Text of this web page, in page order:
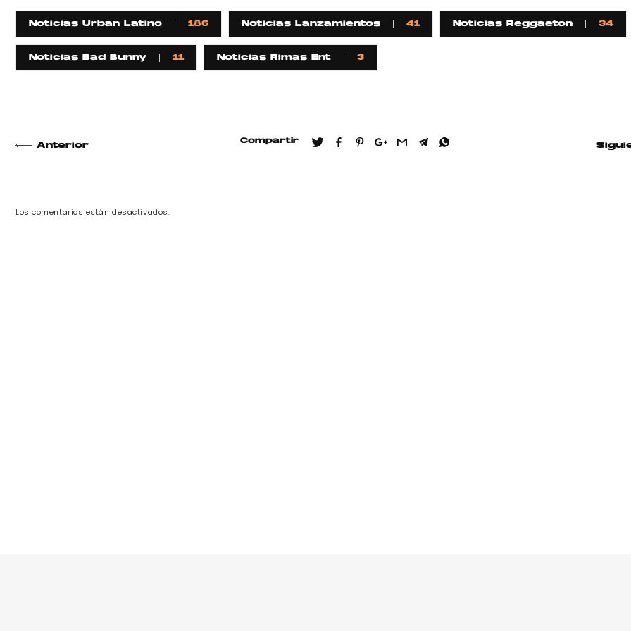
Noticias Urban Latino 186 Noticias Lanzamientos 41 Noticias Reggaeton 34
Noticias Bad Bunny 11 Noticias Rimas Ent 3
Anterior
Compartir
Los comentarios están desactivados.